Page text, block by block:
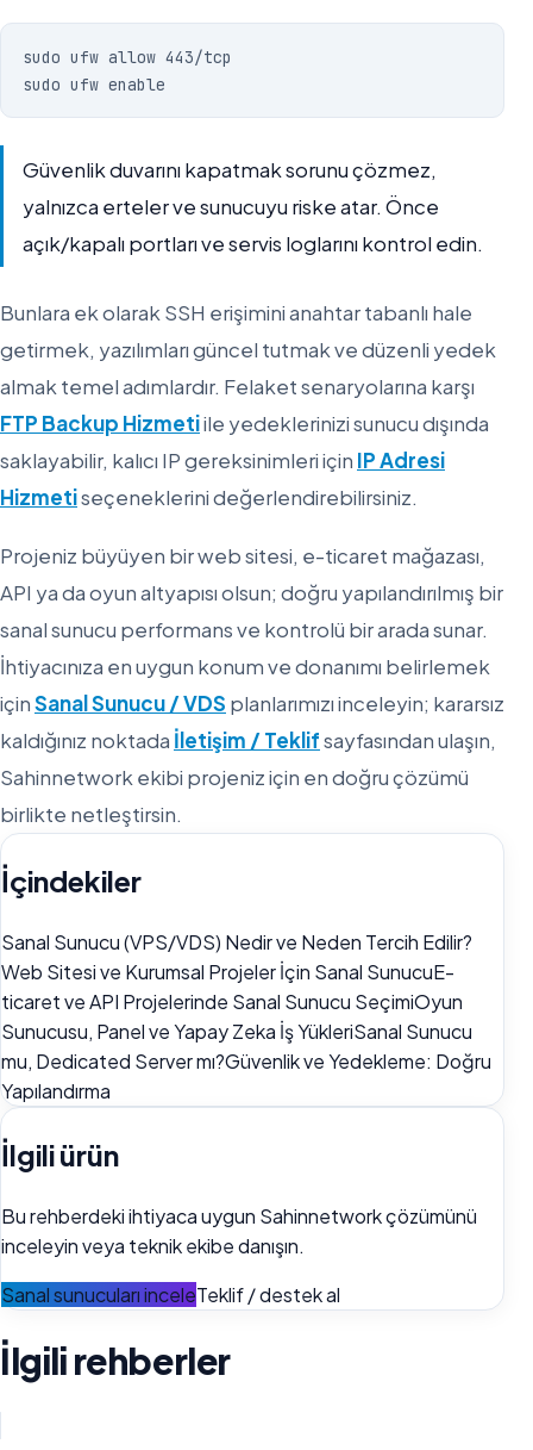
sudo ufw allow 443/tcp
sudo ufw enable
Güvenlik duvarını kapatmak sorunu çözmez,
yalnızca erteler ve sunucuyu riske atar. Önce
açık/kapalı portları ve servis loglarını kontrol edin.
Bunlara ek olarak SSH erişimini anahtar tabanlı hale
getirmek, yazılımları güncel tutmak ve düzenli yedek
almak temel adımlardır. Felaket senaryolarına karşı
FTP Backup Hizmetiile yedeklerinizi sunucu dışında
saklayabilir, kalıcı IP gereksinimleri için IP Adresi
Hizmetiseçeneklerini değerlendirebilirsiniz.
Projeniz büyüyen bir web sitesi, e-ticaret mağazası,
API ya da oyun altyapısı olsun; doğru yapılandırılmış bir
sanal sunucu performans ve kontrolü bir arada sunar.
İhtiyacınıza en uygun konum ve donanımı belirlemek
içinSanal Sunucu / VDS planlarımızı inceleyin; kararsız
kaldığınız noktada İletişim / Teklifsayfasından ulaşın,
Sahinnetwork ekibi projeniz için en doğru çözümü
birlikte netleştirsin.
İçindekiler
Sanal Sunucu (VPS/VDS) Nedir ve Neden Tercih Edilir?
Web Sitesi ve Kurumsal Projeler İçin Sanal SunucuE-
ticaret ve API Projelerinde Sanal Sunucu SeçimiOyun
Sunucusu, Panel ve Yapay Zeka İş YükleriSanal Sunucu
mu, Dedicated Server mı?Güvenlik ve Yedekleme: Doğru
Yapılandırma
İlgili ürün
Bu rehberdeki ihtiyaca uygun Sahinnetwork çözümünü
inceleyin veya teknik ekibe danışın.
Sanal sunucuları inceleTeklif / destek al
İlgili rehberler